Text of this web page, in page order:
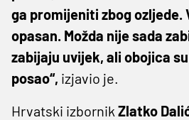
ga promijeniti zbog ozljede.
opasan. Možda nije sada
zabijaju uvijek, ali obojica
posao“, izjavio je.
Hrvatski izbornik Zlatko